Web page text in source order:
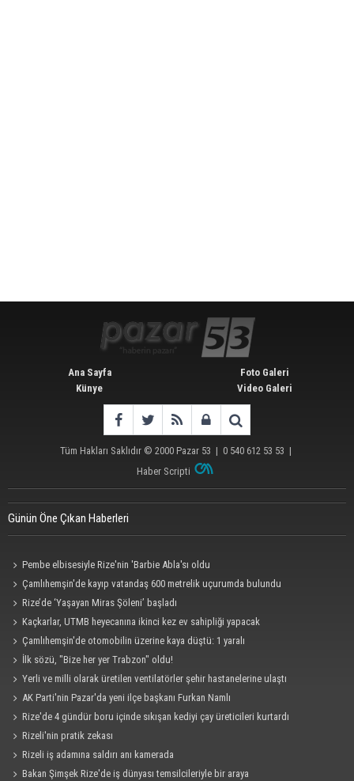
Ana Sayfa
Künye
Foto Galeri
Video Galeri
Tüm Hakları Saklıdır © 2000 Pazar 53 | 0 540 612 53 53 |
Haber Scripti
Günün Öne Çıkan Haberleri
Pembe elbisesiyle Rize'nin 'Barbie Abla'sı oldu
Çamlıhemşin'de kayıp vatandaş 600 metrelik uçurumda bulundu
Rize’de ‘Yaşayan Miras Şöleni’ başladı
Kaçkarlar, UTMB heyecanına ikinci kez ev sahipliği yapacak
Çamlıhemşin'de otomobilin üzerine kaya düştü: 1 yaralı
İlk sözü, "Bize her yer Trabzon" oldu!
Yerli ve milli olarak üretilen ventilatörler şehir hastanelerine ulaştı
AK Parti'nin Pazar'da yeni ilçe başkanı Furkan Namlı
Rize'de 4 gündür boru içinde sıkışan kediyi çay üreticileri kurtardı
Rizeli'nin pratik zekası
Rizeli iş adamına saldırı anı kamerada
Bakan Şimşek Rize'de iş dünyası temsilcileriyle bir araya